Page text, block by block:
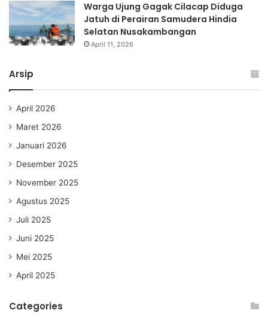
Warga Ujung Gagak Cilacap Diduga
Jatuh di Perairan Samudera Hindia
Selatan Nusakambangan
April 11, 2026
Arsip
April 2026
Maret 2026
Januari 2026
Desember 2025
November 2025
Agustus 2025
Juli 2025
Juni 2025
Mei 2025
April 2025
Categories